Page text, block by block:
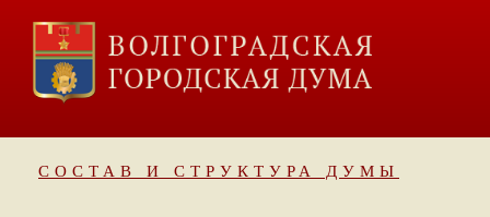
СОСТАВ И СТРУКТУРА ДУМЫ